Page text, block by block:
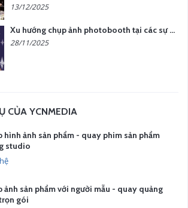
13/12/2025
Xu hướng chụp ảnh photobooth tại các sự kiện hiện nay
28/11/2025
CỦA YCNMEDIA
hình ảnh sản phẩm - quay phim sản phẩm
studio
ảnh sản phẩm với người mẫu - quay quảng
gói